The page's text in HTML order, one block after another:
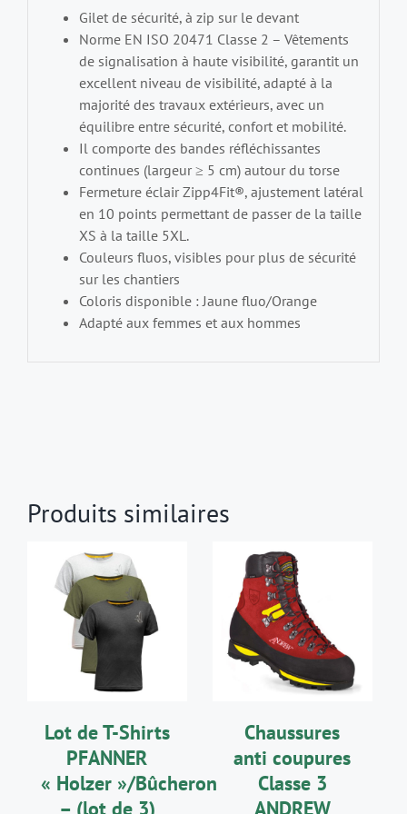
Gilet de sécurité, à zip sur le devant
Norme EN ISO 20471 Classe 2 – Vêtements
de signalisation à haute visibilité, garantit un
excellent niveau de visibilité, adapté à la
majorité des travaux extérieurs, avec un
équilibre entre sécurité, confort et mobilité.
Il comporte des bandes réfléchissantes
continues (largeur ≥ 5 cm) autour du torse
Fermeture éclair Zipp4Fit®, ajustement latéral
en 10 points permettant de passer de la taille
XS à la taille 5XL.
Couleurs fluos, visibles pour plus de sécurité
sur les chantiers
Coloris disponible : Jaune fluo/Orange
Adapté aux femmes et aux hommes
Produits similaires
CHOIX DES
OPTIONS CE
PRODUIT
PLUSIEURS
VARIATIONS.
OPTIONS
PEUVENT
ÊTRE
CHOISIES
SUR
/
DÉTAILS
Lot de T-Shirts
PFANNER
« Holzer »/Bûcheron
– (lot de 3)
CHOIX DES
OPTIONSCE
PRODUIT
A
PLUSIEURS
VARIATIONS.
OPTIONS
ÊTRE
CHOISIES
SUR
DÉTAILS
Chaussures
anti coupures
Classe 3
ANDREW